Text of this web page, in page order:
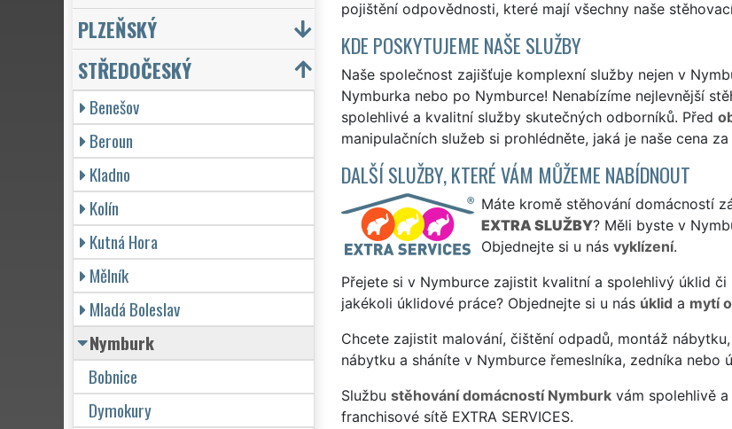
pojištění odpovědnosti, které mají všechny naše
KDE POSKYTUJEME NAŠE SLUŽBY
Naše společnost zajišťuje komplexní služby nejen v
Nymburka nebo po Nymburce! Nenabízíme nejlevnější
spolehlivé a kvalitní služby skutečných odborníků. Před
manipulačních služeb si prohlédněte, jaká je naše cena
DALŠÍ SLUŽBY, KTERÉ VÁM MŮŽEME NABÍDNOUT
Máte kromě stěhování domácností
EXTRA SLUŽBY? Měli byste v
Objednejte si u nás vyklízení.
Přejete si v Nymburce zajistit kvalitní a spolehlivý úklid
jakékoli úklidové práce? Objednejte si u nás úklid a mytí
Chcete zajistit malování, čištění odpadů, montáž
nábytku a sháníte v Nymburce řemeslníka, zedníka nebo
Službu stěhování domácností Nymburkvám spolehlivě a
franchisové sítě EXTRA SERVICES.
PLZEŇSKÝ
STŘEDOČESKÝ
Benešov
Beroun
Kladno
Kolín
Kutná Hora
Mělník
Mladá Boleslav
Nymburk
Bobnice
Dymokury